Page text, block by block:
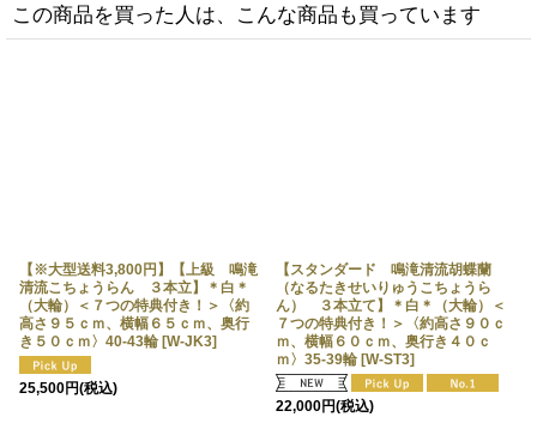
この商品を買った人は、こんな商品も買っています
【※大型送料3,800円】【上級 鳴滝
清流こちょうらん ３本立】＊白＊
（大輪）＜７つの特典付き！＞〈約
高さ９５ｃｍ、横幅６５ｃｍ、奥行
き５０ｃｍ〉40-43輪 [W-JK3]
25,500円(税込)
【スタンダード 鳴滝清流胡蝶蘭
（なるたきせいりゅうこちょうら
ん） ３本立て】＊白＊（大輪）＜
７つの特典付き！＞〈約高さ９０ｃ
ｍ、横幅６０ｃｍ、奥行き４０ｃ
ｍ〉35-39輪 [W-ST3]
22,000円(税込)